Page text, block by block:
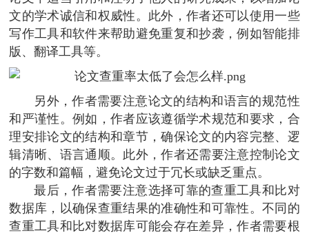
文的学术诚信和权威性。此外，作者还可以使用一些
写作工具和软件来帮助避免重复和抄袭，例如智能排
版、翻译工具等。
另外，作者需要注意论文的结构和语言的规范性
和严谨性。例如，作者应该遵循学术规范和要求，合
理安排论文的结构和章节，确保论文的内容完整、逻
辑清晰、语言通顺。此外，作者还需要注意控制论文
的字数和篇幅，避免论文过于冗长或缺乏重点。
最后，作者需要注意选择可靠的查重工具和比对
数据库，以确保查重结果的准确性和可靠性。不同的
查重工具和比对数据库可能会存在差异，作者需要根